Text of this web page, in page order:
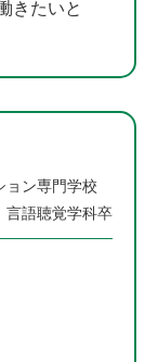
きたいと
ョン専門学校
言語聴覚学科卒